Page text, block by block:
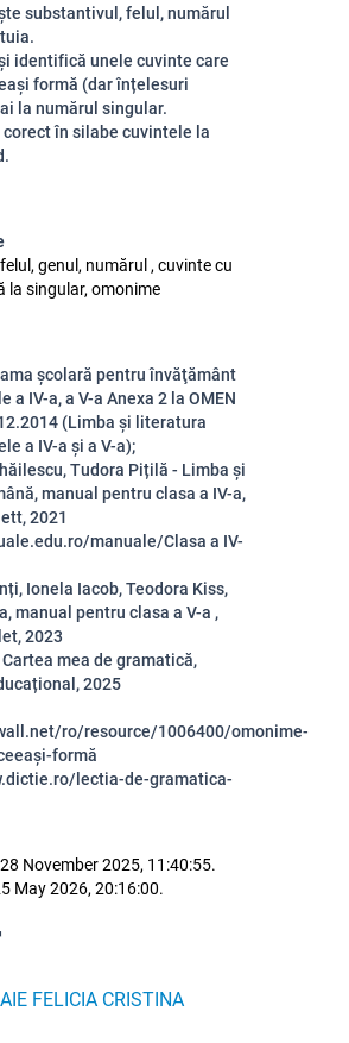
substantivul, felul, numărul
identifică unele cuvinte care
formă (dar înțelesuri
la numărul singular.
corect în silabe cuvintele la
genul, numărul , cuvinte cu
la singular, omonime
școlară pentru învăţământ
a IV-a, a V-a Anexa 2 la OMEN
(Limba și literatura
a IV-a și a V-a);
Tudora Pițilă - Limba și
manual pentru clasa a IV-a,
2021
manuale/Clasa a IV-
Ionela Iacob, Teodora Kiss,
manual pentru clasa a V-a ,
2023
mea de gramatică,
2025
ro/resource/1006400/omonime-
formă
lectia-de-gramatica-
November 2025, 11:40:55.
May 2026, 20:16:00.
FELICIA CRISTINA